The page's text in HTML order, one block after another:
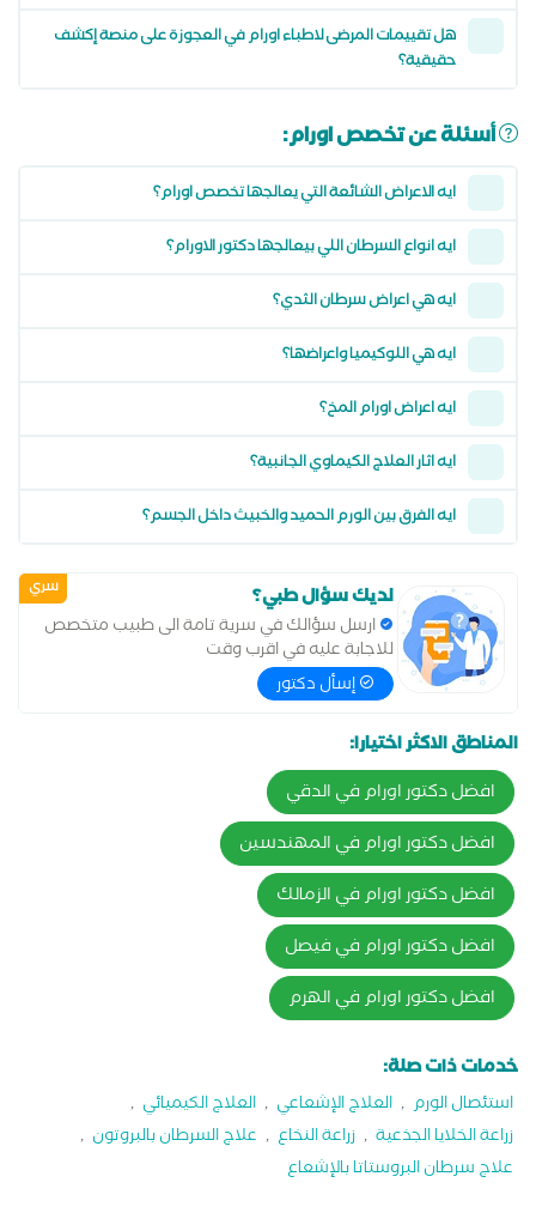
هل تقييمات المرضى لاطباء اورام في العجوزة على منصة إكشف
حقيقية؟
أسئلة عن تخصص اورام:
ايه الاعراض الشائعة التي يعالجها تخصص اورام؟
ايه انواع السرطان اللي بيعالجها دكتور الاورام؟
ايه هي اعراض سرطان الثدي؟
ايه هي اللوكيميا واعراضها؟
ايه اعراض اورام المخ؟
ايه اثار العلاج الكيماوي الجانبية؟
ايه الفرق بين الورم الحميد والخبيث داخل الجسم؟
سري لديك سؤال طبي؟
ارسل سؤالك في سرية تامة الى طبيب متخصص
للاجابة عليه في اقرب وقت
إسأل دكتور
المناطق الاكثر اختيارا:
افضل دكتور اورام في الدقي
افضل دكتور اورام في المهندسين
افضل دكتور اورام في الزمالك
افضل دكتور اورام في فيصل
افضل دكتور اورام في الهرم
خدمات ذات صلة:
استئصال الورم , العلاج الإشعاعي , العلاج الكيميائي ,
زراعة الخلايا الجذعية , زراعة النخاع , علاج السرطان بالبروتون ,
علاج سرطان البروستاتا بالإشعاع